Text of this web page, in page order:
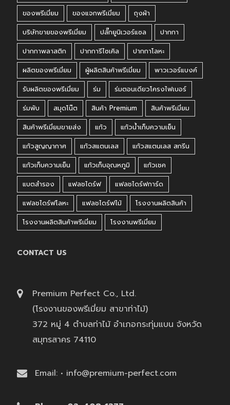
ของพรีเมี่ยม
ของแจกพรีเมี่ยม
ถุงผ้า
บริษัทขายของพรีเมี่ยม
ปลั๊กยูนิเวอร์แซล
ปากกา
ปากกาพลาสติก
ปากการีไซเคิล
ปากกาโลหะ
ผลิตของพรีเมี่ยม
ผู้ผลิตสินค้าพรีเมี่ยม
พาวเวอร์แบงค์
รับผลิตของพรีเมี่ยม
ร่ม
ร่มตอนเดียวโครงไฟเบอร์
ร่มพับ
สมุดโน๊ต สินค้า Premium
สินค้าพรีเมี่ยม
สินค้าพรีเมี่ยมขายส่ง
แก้ว
แก้วน้ำเก็บความเย็น
แก้วสูญญากาศ
แก้วสแตนเลส
แก้วสแตนเลส สกรีน
แก้วเก็บความเย็น
แก้วเก็บอุณหภูมิ
แก้วเชค
แบตสำรอง
แฟลชไดร์ฟ
แฟลชไดร์ฟการ์ด
แฟลชไดร์ฟโลหะ
แฟลชไดร์ฟไม้
โรงงานผลิตสินค้า
โรงงานผลิตสินค้าพรีเมี่ยม
โรงงานพรีเมี่ยม
CONTACT US
Premium Perfect Co., Ltd.
(โรงงานของพรีเมี่ยม สาขาท่าไม้)
372 หมู่ 4 ตำบลท่าไม้ อำเภอกระทุ่มแบน จังหวัด
สมุทรสาคร 74110
Email: • info@premium-perfect.com